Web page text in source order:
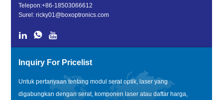
Telepon:+86-18503066612
Surel:ricky01@boxoptronics.com
Inquiry For Pricelist
Untuk pertanyaan tentang modul serat optik, laser yang
digabungkan dengan serat, komponen laser atau daftar harga,